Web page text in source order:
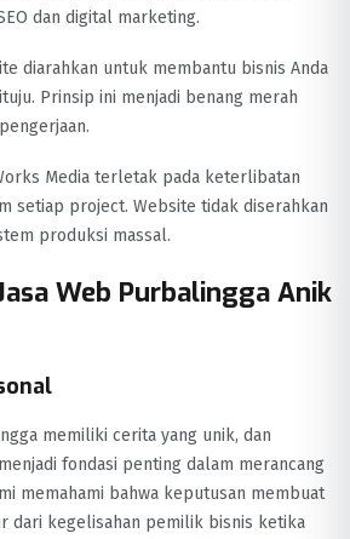
dan digital marketing.
diarahkan untuk membantu bisnis Anda
Prinsip ini menjadi benang merah
Media terletak pada keterlibatan
setiap project. Website tidak diserahkan
produksi massal.
Web Purbalingga Anik
memiliki cerita yang unik, dan
fondasi penting dalam merancang
memahami bahwa keputusan membuat
dari kegelisahan pemilik bisnis ketika